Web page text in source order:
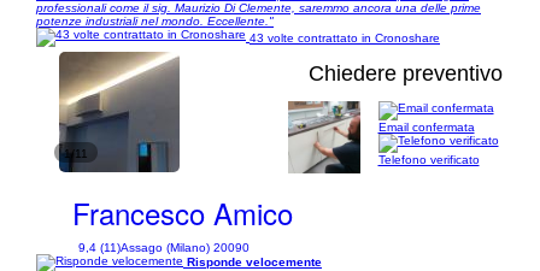
professionali come il sig. Maurizio Di Clemente, saremmo ancora una delle prime
potenze industriali nel mondo. Eccellente."
43 volte contrattato in Cronoshare
1/11
Chiedere preventivo
Francesco Amico
9,4 (11)Assago (Milano) 20090
Email confermata
Telefono verificato
Risponde velocemente